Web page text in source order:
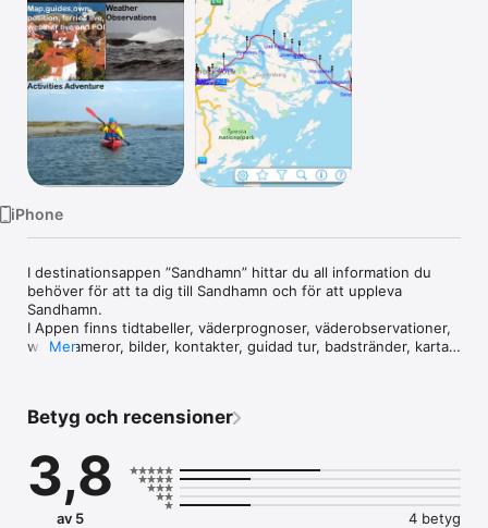
TV
iPhone
I destinationsappen ”Sandhamn” hittar du all information du
behöver för att ta dig till Sandhamn och för att uppleva
Sandhamn.
I Appen finns tidtabeller, väderprognoser, väderobservationer,
webbkameror, bilder, kontakter, guidad tur, badstränder, karta,
Mer
Betyg och recensioner
3,8
av 5 4 betyg